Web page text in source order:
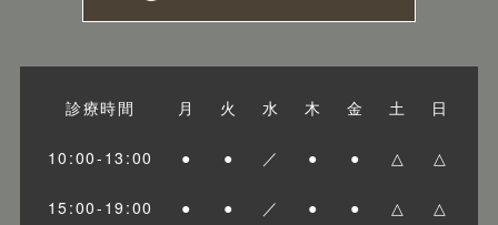
診療時間 月 火 水 木 金 土 日
10:00-13:00 ● ● ／ ● ● △ △
15:00-19:00 ● ● ／ ● ● △ △